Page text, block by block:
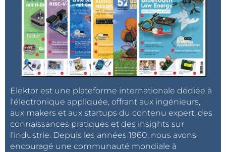
Elektor est une plateforme internationale dédiée à
l'électronique appliquée, offrant aux ingénieurs,
aux makers et aux startups du contenu expert, des
connaissances pratiques et des insights sur
l'industrie. Depuis les années 1960, nous avons
encouragé une communauté mondiale à